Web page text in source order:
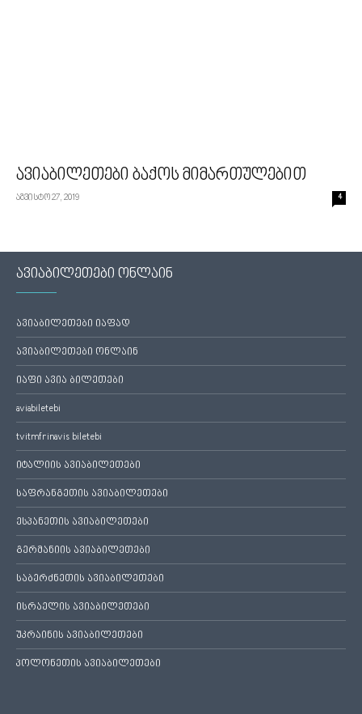
ავიაბილეთები ბაქოს მიმართულებით
აგვისტო 27, 2019 4
ავიაბილეთები ონლაინ
ავიაბილეთები იაფად
ავიაბილეთები ონლაინ
იაფი ავია ბილეთები
aviabiletebi
tvitmfrinavis biletebi
იტალიის ავიაბილეთები
საფრანგეთის ავიაბილეთები
ესპანეთის ავიაბილეთები
გერმანიის ავიაბილეთები
საბერძნეთის ავიაბილეთები
ისრაელის ავიაბილეთები
უკრაინის ავიაბილეთები
პოლონეთის ავიაბილეთები